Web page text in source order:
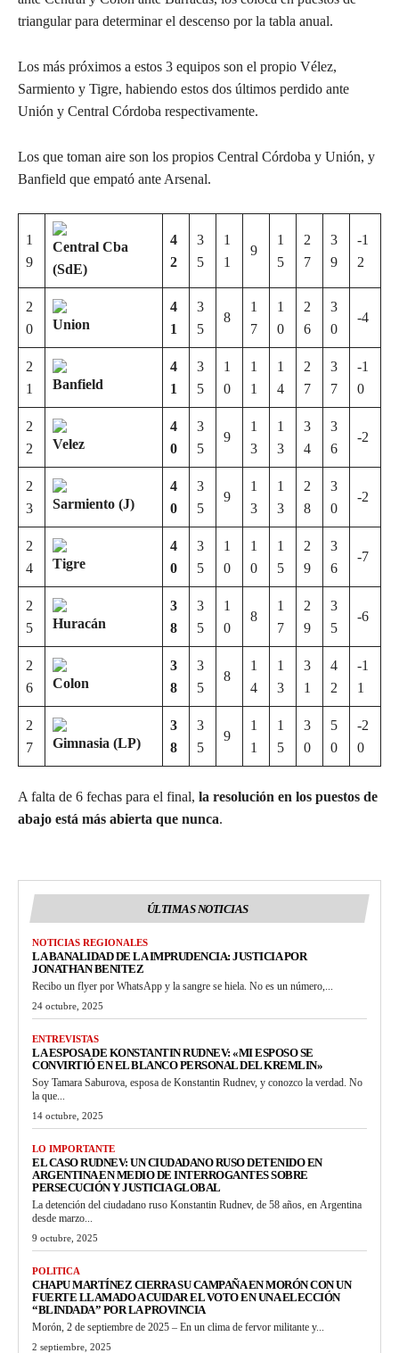
triangular para determinar el descenso por la tabla anual.
Los más próximos a estos 3 equipos son el propio Vélez,
Sarmiento y Tigre, habiendo estos dos últimos perdido ante
Unión y Central Córdoba respectivamente.
Los que toman aire son los propios Central Córdoba y Unión, y
Banfield que empató ante Arsenal.
1
9
Central Cba
(SdE)
4
2
3
5
1
1
9
1
5
2
7
3
9
-1
2
2
0
Union
4
1
3
5
8
1
7
1
0
2
6
3
0
-4
2
1
Banfield
4
1
3
5
1
0
1
1
1
4
2
7
3
7
-1
0
2
2
Velez
4
0
3
5
9
1
3
1
3
3
4
3
6
-2
2
3
Sarmiento (J)
4
0
3
5
9
1
3
1
3
2
8
3
0
-2
2
4
Tigre
4
0
3
5
1
0
1
0
1
5
2
9
3
6
-7
2
5
Huracán
3
8
3
5
1
0
8
1
7
2
9
3
5
-6
2
6
Colon
3
8
3
5
8
1
4
1
3
3
1
4
2
-1
1
2
7
Gimnasia (LP)
3
8
3
5
9
1
1
1
5
3
0
5
0
-2
0
A falta de 6 fechas para el final, la resolución en los puestos de
abajo está más abierta que nunca.
ÚLTIMAS NOTICIAS
NOTICIAS REGIONALES
LA BANALIDAD DE LA IMPRUDENCIA: JUSTICIA POR
JONATHAN BENITEZ
Recibo un flyer por WhatsApp y la sangre se hiela. No es un número,...
24 octubre, 2025
ENTREVISTAS
LA ESPOSA DE KONSTANTIN RUDNEV: «MI ESPOSO SE
CONVIRTIÓ EN EL BLANCO PERSONAL DEL KREMLIN»
Soy Tamara Saburova, esposa de Konstantin Rudnev, y conozco la verdad. No
la que...
14 octubre, 2025
LO IMPORTANTE
EL CASO RUDNEV: UN CIUDADANO RUSO DETENIDO EN
ARGENTINA EN MEDIO DE INTERROGANTES SOBRE
PERSECUCIÓN Y JUSTICIA GLOBAL
La detención del ciudadano ruso Konstantin Rudnev, de 58 años, en Argentina
desde marzo...
9 octubre, 2025
POLITICA
CHAPU MARTÍNEZ CIERRA SU CAMPAÑA EN MORÓN CON UN
FUERTE LLAMADO A CUIDAR EL VOTO EN UNA ELECCIÓN
“BLINDADA” POR LA PROVINCIA
Morón, 2 de septiembre de 2025 – En un clima de fervor militante y...
2 septiembre, 2025